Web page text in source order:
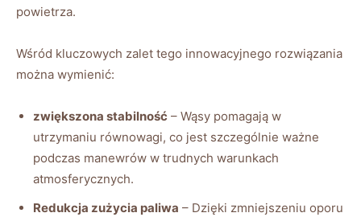
powietrza.
Wśród kluczowych zalet tego innowacyjnego rozwiązania
można wymienić:
zwiększona stabilność – Wąsy pomagają w
utrzymaniu równowagi, ‌co jest szczególnie ważne
podczas manewrów w trudnych warunkach
atmosferycznych.
Redukcja zużycia paliwa – Dzięki zmniejszeniu oporu